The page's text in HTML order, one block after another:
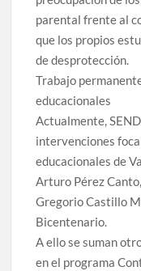
parental frente al
que los propios
de desprotección.
Trabajo
educacionales
Actualmente,
intervenciones
educacionales de
Arturo Pérez
Gregorio Castillo
Bicentenario.
A ello se suman
en el programa